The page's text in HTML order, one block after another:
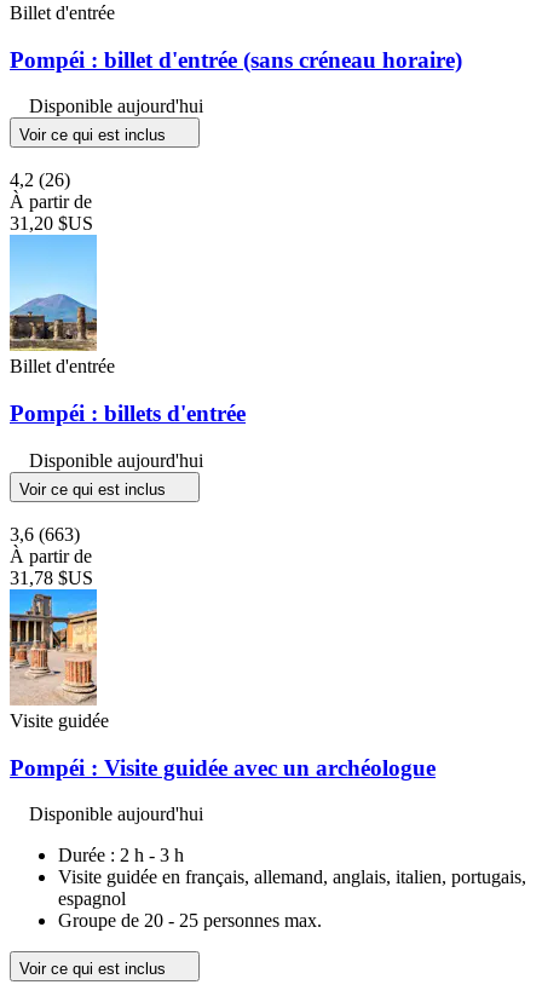
Billet d'entrée
Pompéi : billet d'entrée (sans créneau horaire)
Disponible aujourd'hui
Voir ce qui est inclus
4,2 (26)
À partir de
31,20 $US
Billet d'entrée
Pompéi : billets d'entrée
Disponible aujourd'hui
Voir ce qui est inclus
3,6 (663)
À partir de
31,78 $US
Visite guidée
Pompéi : Visite guidée avec un archéologue
Disponible aujourd'hui
Durée : 2 h - 3 h
Visite guidée en français, allemand, anglais, italien, portugais,
espagnol
Groupe de 20 - 25 personnes max.
Voir ce qui est inclus